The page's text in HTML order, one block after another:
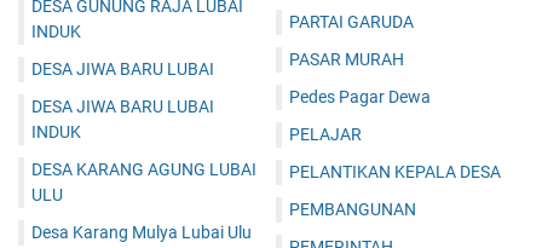
DESA GUNUNG RAJA LUBAI
INDUK
DESA JIWA BARU LUBAI
DESA JIWA BARU LUBAI
INDUK
DESA KARANG AGUNG LUBAI
ULU
Desa Karang Mulya Lubai Ulu
PARTAI GARUDA
PASAR MURAH
Pedes Pagar Dewa
PELAJAR
PELANTIKAN KEPALA DESA
PEMBANGUNAN